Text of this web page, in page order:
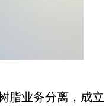
脂业务分离，成立